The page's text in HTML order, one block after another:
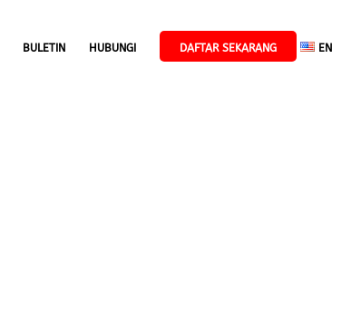
BULETIN HUBUNGI DAFTAR SEKARANG EN